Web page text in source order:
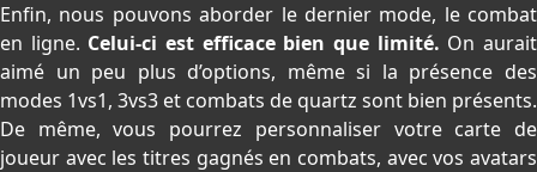
Enfin, nous pouvons aborder le dernier mode, le combat
en ligne. Celui-ci est efficace bien que limité. On aurait
aimé un peu plus d’options, même si la présence des
modes 1vs1, 3vs3 et combats de quartz sont bien présents.
De même, vous pourrez personnaliser votre carte de
joueur avec les titres gagnés en combats, avec vos avatars